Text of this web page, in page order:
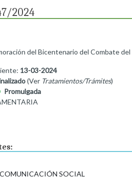
2024
del Bicentenario del Combate
13-03-2024
(Ver Tratamientos/Trámites)
Promulgada
SOCIAL